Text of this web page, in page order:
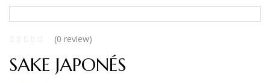
(0 review)
SAKE JAPONÉS